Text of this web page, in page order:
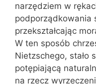
narzędziem w
podporządkowania
przekształcając
W ten sposób
Nietzschego, stało
potępiającą
na rzecz